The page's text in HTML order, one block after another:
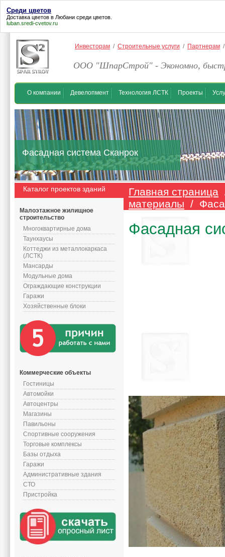
Среди цветов
Доставка цветов в Любани среди цветов
luban.sredi-cvetov.ru
Инвесторам / Строительные услуги / Партнерам
ООО "ШпарСтрой" - Экономно,
О компании Девелопмент Технология ЛСТК Проекты
Фасадная система Сканрок
Каталог проектов зданий
Малоэтажное жилищное
строительство
Многоквартирные дома
Таунхаусы
Коттеджи из металлокаркаса
(ЛСТК)
Мансарды
Модульные дома
Ограждающие конструкции
Гаражи
Хозяйственные блоки
Коммерческие объекты
Гостиницы
Автомойки
Автоцентры
Магазины
Павильоны
Спортивные сооружения
Торговые комплексы
Базы отдыха
Гаражи
Административные здания
СТО
Пристройка
Главная страница
материалы /
Фасадная